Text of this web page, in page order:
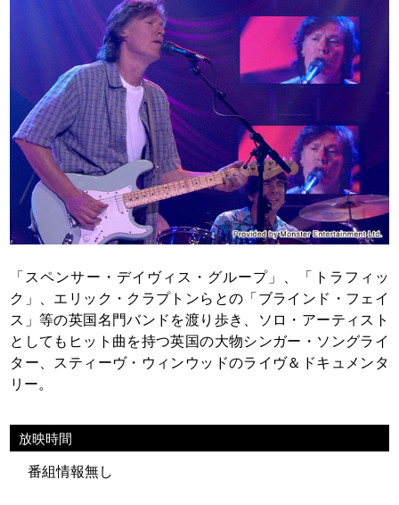
「スペンサー・デイヴィス・グループ」、「トラフィッ
ク」、エリック・クラプトンらとの「ブラインド・フェイ
ス」等の英国名門バンドを渡り歩き、ソロ・アーティスト
としてもヒット曲を持つ英国の大物シンガー・ソングライ
ター、スティーヴ・ウィンウッドのライヴ＆ドキュメンタ
リー。
放映時間
番組情報無し